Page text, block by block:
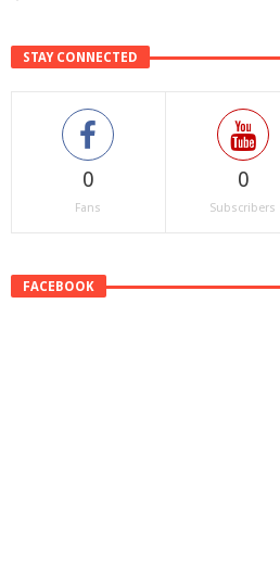
STAY CONNECTED
0
Fans
0
Subscribers
FACEBOOK